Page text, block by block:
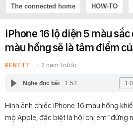
The connected home HOW-TO
iPhone 16 lộ diện 5 màu
màu hồng sẽ là tâm điểm
KENTTT 2 năm trước
Nghe đọc bài 1:53
Hình ảnh chiếc iPhone 16 màu hồng
mộ Apple, đặc biệt là hội chị em "đứng